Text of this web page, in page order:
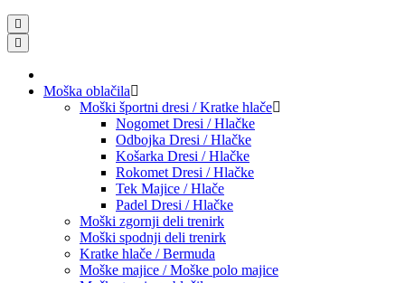
Moška oblačila
Moški športni dresi / Kratke hlače
Nogomet Dresi / Hlačke
Odbojka Dresi / Hlačke
Košarka Dresi / Hlačke
Rokomet Dresi / Hlačke
Tek Majice / Hlače
Padel Dresi / Hlačke
Moški zgornji deli trenirk
Moški spodnji deli trenirk
Kratke hlače / Bermuda
Moške majice / Moške polo majice